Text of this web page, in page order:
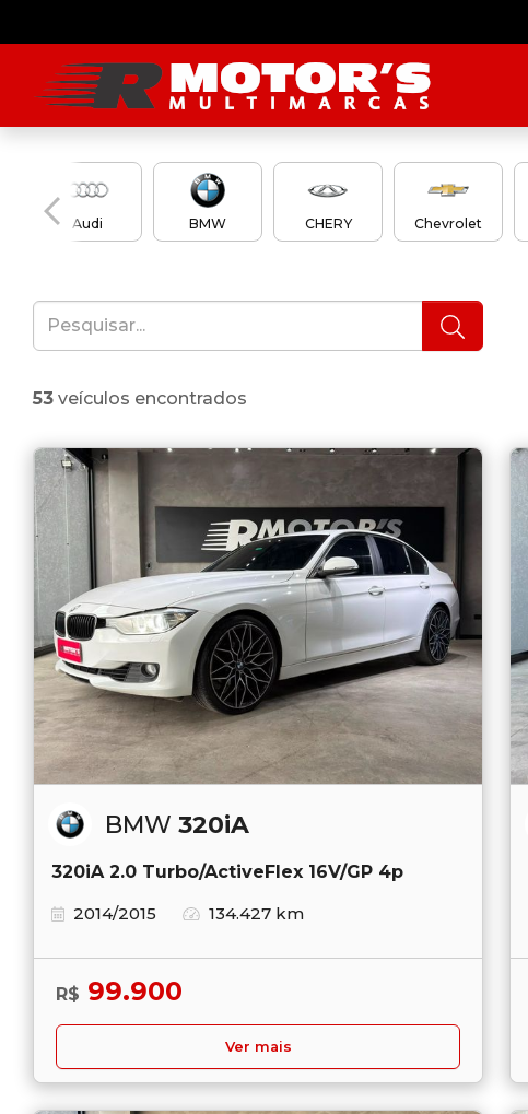
Audi BMW CHERY Chevrolet
53 veículos encontrados
BMW 320iA
320iA 2.0 Turbo/ActiveFlex 16V/GP 4p
2014/2015
134.427 km
R$ 99.900
Ver mais